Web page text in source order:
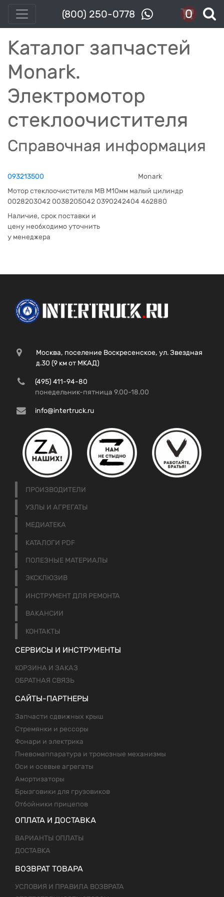
(800) 250-0778 0
Каталог запчастей
Monark.
Электромотор
стеклоочистителя
Справочная информация
093213500
Monark
Мотор стеклоочистителя МВ М10мм малый цилиндр
0028203042 0038205042 0390242404 462880
Наличие, срок поставки и
цену необходимо уточнить
у менеджера
Москва, поселение Воскресенское, ул. Звездная
д.30 (9 км от МКАД)
(495) 411-94-80
понедельник-пятница 9.00-18.00
info@intertruck.ru
ПРОИЗВОДИТЕЛИ
УЗЛЫ И АГРЕГАТЫ
МЕДИАТЕКА
КАТАЛОГИ PDF
ПОЛЕЗНЫЕ МАТЕРИАЛЫ
ЭКСКЛЮЗИВ
ИНСТРУМЕНТ ДЛЯ РЕМОНТА
ВАКАНСИИ
КОНТАКТЫ
СЕРВИСЫ И ИНСТРУМЕНТЫ
КОРЗИНА И ЗАКАЗ
ОБРАТНАЯ СВЯЗЬ
САЙТЫ-ПАРТНЕРЫ
Запчасти сдвижных крыш
Стремянки и рессоры
Фонари и электрика
Пневомаппаратура и тромозные механизмы
Оси и осевые агрегаты
Амортизаторы
Брызговики для грузовиков
Отбойники прицепов
ОПЛАТА И ДОСТАВКА
ВАРИАНТЫ ОПЛАТЫ
ДОСТАВКА
ВОЗВРАТ ТОВАРА
УСЛОВИЯ И ПРАВИЛА ВОЗВРАТА